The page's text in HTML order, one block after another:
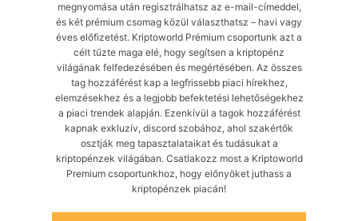
megnyomása után regisztrálhatsz az e-mail-címeddel,
és két prémium csomag közül választhatsz – havi vagy
éves előfizetést. Kriptoworld Prémium csoportunk azt a
célt tűzte maga elé, hogy segítsen a kriptopénz
világának felfedezésében és megértésében. Az összes
tag hozzáférést kap a legfrissebb piaci hírekhez,
elemzésekhez és a legjobb befektetési lehetőségekhez
a piaci trendek alapján. Ezenkívül a tagok hozzáférést
kapnak exkluzív, discord szobához, ahol szakértők
osztják meg tapasztalataikat és tudásukat a
kriptopénzek világában. Csatlakozz most a Kriptoworld
Premium csoportunkhoz, hogy előnyöket juthass a
kriptopénzek piacán!